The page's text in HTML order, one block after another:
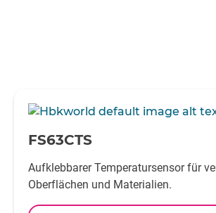
-
FS63CTS
Aufklebbarer Temperatursensor für
Oberflächen und Materialien.